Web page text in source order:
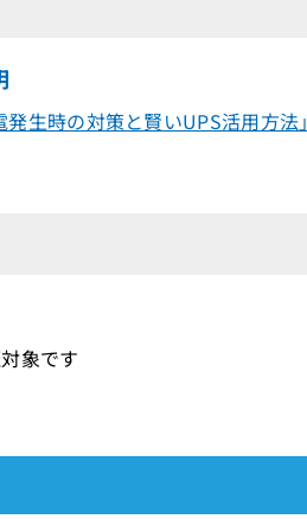
生時の対策と賢いUPS活用方法」
象です